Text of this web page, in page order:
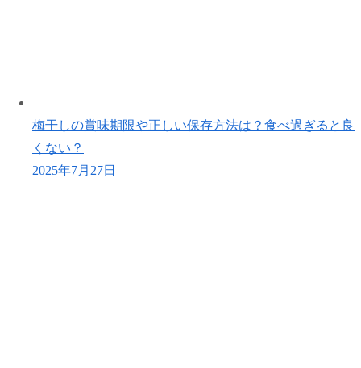
梅干しの賞味期限や正しい保存方法は？食べ過ぎると良
くない？
2025年7月27日